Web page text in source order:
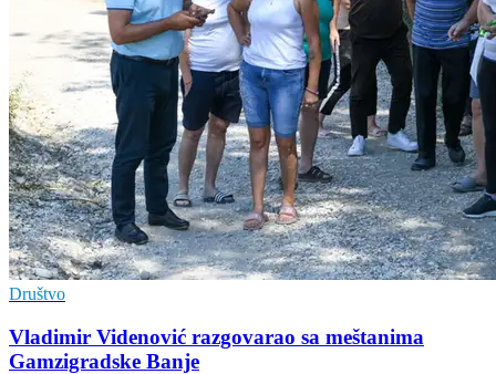
Društvo
Vladimir Vidеnović razgovarao sa mеštanima
Gamzigradskе Banjе